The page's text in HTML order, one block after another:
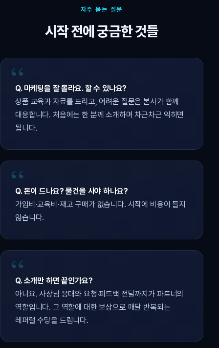
자주 묻는 질문
시작 전에 궁금한 것들
Q. 마케팅을 잘 몰라요. 할 수 있나요?
상품 교육과 자료를 드리고, 어려운 질문은 본사가 함께
대응합니다. 처음에는 한 분께 소개하며 차근차근 익히면
됩니다.
Q. 돈이 드나요? 물건을 사야 하나요?
가입비·교육비·재고 구매가 없습니다. 시작에 비용이 들지
않습니다.
Q. 소개만 하면 끝인가요?
아니요. 사장님 응대와 요청·피드백 전달까지가 파트너의
역할입니다. 그 역할에 대한 보상으로 매달 반복되는
레퍼럴 수당을 드립니다.